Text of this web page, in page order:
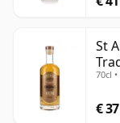
St
70cl
€ 37